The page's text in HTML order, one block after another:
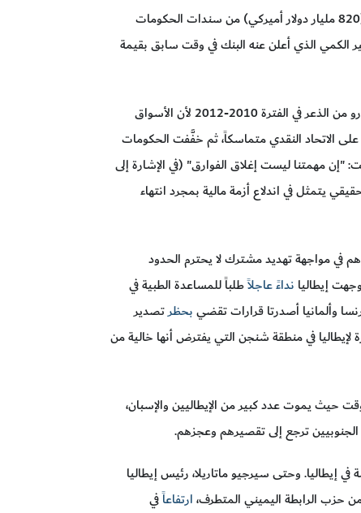
بشراء ما لا يقل عن 750 مليار يورو (820 مليار دولار أميركي) من سندات الحكومات
الكمي الذي أعلن عنه البنك في وقت سابق بقيمة
لكن منطقة اليورو تظل تشكل صرحاً غير مستقر، وهي لم تعلق ميلها إلى التقشف إلا بشكل مؤقت. لقد نجت منطقة اليورو من الذعر في الفترة 2010-2012 لأن الأسواق
على الاتحاد النقدي متماسكاً، ثم خفَّفت الحكومات
مهمتنا ليست إغلاق الفوارق" (في الإشارة إلى
يتمثل في اندلاع أزمة مالية بمجرد انتهاء
في مواجهة تهديد مشترك لا يحترم الحدود
إيطاليا نداءً عاجلاً طلباً للمساعدة الطبية في
وألمانيا أصدرتا قرارات تقضيبحظرتصدير
في منطقة شنجن التي يفترض أنها خالية من
19 أعادت إحياء الانقسامات والانحيازات المسبقة التي أظهرتها أزمة 2010-2012. ففي وقت حيث يموت عدد كبير من الإيطاليين والإسبان،
الجنوبيين ترجع إلى تقصيرهم وعجزهم.
إيطاليا. وحتى سيرجيو ماتاريلا، رئيس إيطاليا
حزب الرابطة اليميني المتطرف،ارتفاعاً في